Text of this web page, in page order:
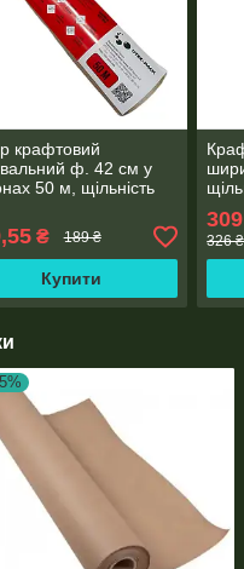
крафтовий
ф. 42 см у
50 м, щільність
₴ 189 ₴
Купити
326